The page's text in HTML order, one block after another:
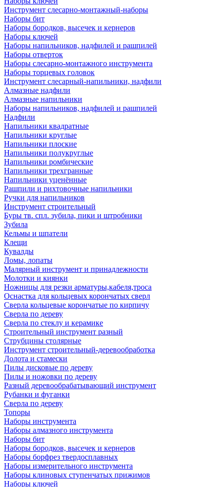
Инструмент слесарно-монтажный-наборы
Наборы бит
Наборы бородков, высечек и кернеров
Наборы ключей
Наборы напильников, надфилей и рашпилей
Наборы отверток
Наборы слесарно-монтажного инструмента
Наборы торцевых головок
Инструмент слесарный-напильники, надфили
Алмазные надфили
Алмазные напильники
Наборы напильников, надфилей и рашпилей
Надфили
Напильники квадратные
Напильники круглые
Напильники плоские
Напильники полукруглые
Напильники ромбические
Напильники трехгранные
Напильники уценённые
Рашпили и рихтовочные напильники
Ручки для напильников
Инструмент строительный
Буры тв. спл. зубила, пики и штробники
Зубила
Кельмы и шпатели
Клещи
Кувалды
Ломы, лопаты
Малярный инструмент и принадлежности
Молотки и киянки
Ножницы для резки арматуры,кабеля,троса
Оснастка для кольцевых корончатых сверл
Сверла кольцевые корончатые по кирпичу
Сверла по дереву
Сверла по стеклу и керамике
Строительный инструмент разный
Струбцины столярные
Инструмент строительный-деревообработка
Долота и стамески
Пилы дисковые по дереву
Пилы и ножовки по дереву
Разный деревообрабатывающий инструмент
Рубанки и фуганки
Сверла по дереву
Топоры
Наборы инструмента
Наборы алмазного инструмента
Наборы бит
Наборы бородков, высечек и кернеров
Наборы борфрез твердосплавных
Наборы измерительного инструмента
Наборы клиновых ступенчатых прижимов
Наборы ключей